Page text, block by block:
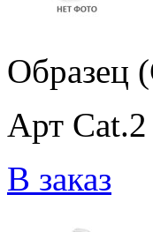
Образец
Арт
В заказ